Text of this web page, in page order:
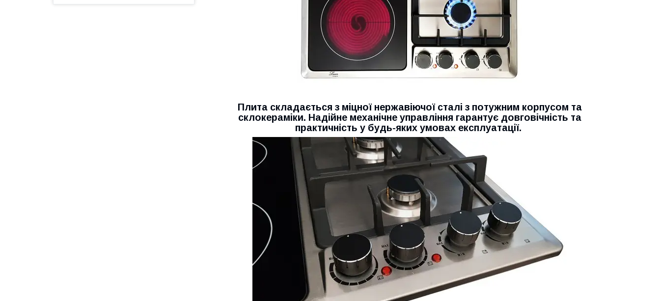
Плита складається з міцної нержавіючої сталі з потужним корпусом та
склокераміки. Надійне механічне управління гарантує довговічність та
практичність у будь-яких умовах експлуатації.